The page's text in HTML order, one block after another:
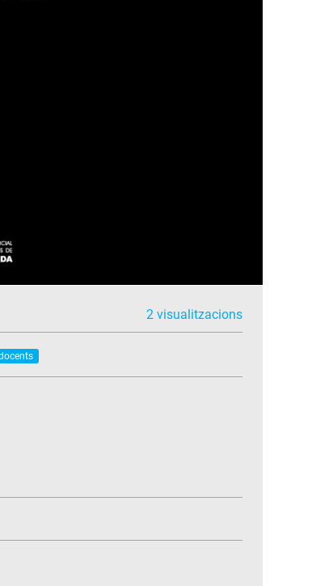
2 visualitzacions